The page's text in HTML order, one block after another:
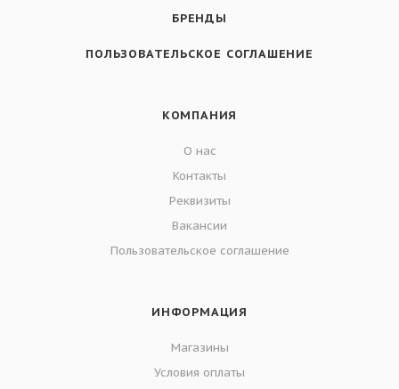
БРЕНДЫ
ПОЛЬЗОВАТЕЛЬСКОЕ СОГЛАШЕНИЕ
КОМПАНИЯ
О нас
Контакты
Реквизиты
Вакансии
Пользовательское соглашение
ИНФОРМАЦИЯ
Магазины
Условия оплаты